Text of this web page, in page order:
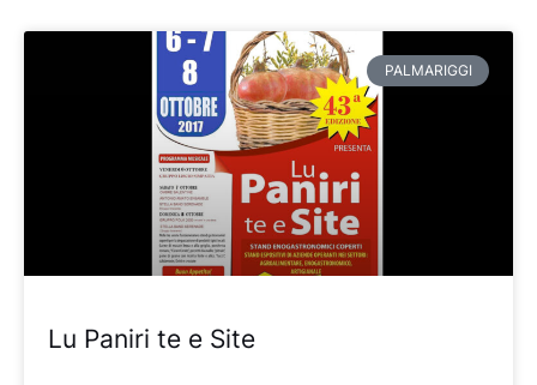
PALMARIGGI
Lu Paniri te e Site